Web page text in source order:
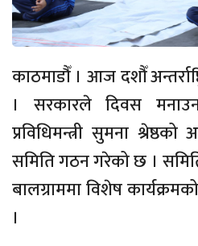
काठमाडौँ । आज दशौँ
। सरकारले दिवस
प्रविधिमन्त्री सुमना
समिति गठन गरेको छ ।
बालग्राममा विशेष
।